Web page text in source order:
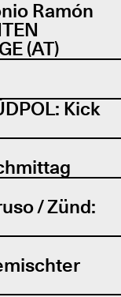
Ramón
(AT)
Kick
/ Zünd: